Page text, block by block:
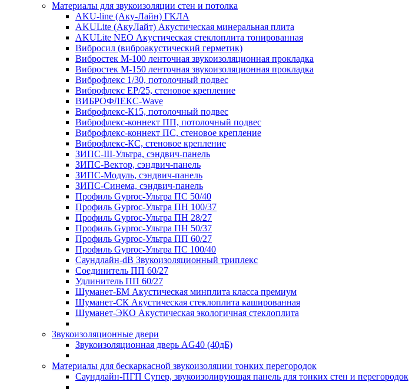
Материалы для звукоизоляции стен и потолка
AKU-line (Aку-Лайн) ГКЛА
AKULite (АкуЛайт) Акустическая минеральная плита
AKULite NEO Акустическая стеклоплита тонированная
Вибросил (виброакустический герметик)
Вибростек М-100 ленточная звукоизоляционная прокладка
Вибростек М-150 ленточная звукоизоляционная прокладка
Виброфлекс 1/30, потолочный подвес
Виброфлекс EP/25, стеновое крепление
ВИБРОФЛЕКС-Wave
Виброфлекс-К15, потолочный подвес
Виброфлекс-коннект ПП, потолочный подвес
Виброфлекс-коннект ПС, стеновое крепление
Виброфлекс-КС, стеновое крепление
ЗИПС-III-Ультра, сэндвич-панель
ЗИПС-Вектор, сэндвич-панель
ЗИПС-Модуль, сэндвич-панель
ЗИПС-Синема, сэндвич-панель
Профиль Gyproc-Ультра ПC 50/40
Профиль Gyproc-Ультра ПН 100/37
Профиль Gyproc-Ультра ПН 28/27
Профиль Gyproc-Ультра ПН 50/37
Профиль Gyproc-Ультра ПП 60/27
Профиль Gyproc-Ультра ПС 100/40
Саундлайн-dB Звукоизоляционный триплекс
Соединитель ПП 60/27
Удлинитель ПП 60/27
Шуманет-БМ Акустическая минплита класса премиум
Шуманет-СК Акустическая стеклоплита кашированная
Шуманет-ЭКО Акустическая экологичная стеклоплита
Звукоизоляционные двери
Звукоизоляционная дверь AG40 (40дБ)
Материалы для бескаркасной звукоизоляции тонких перегородок
Саундлайн-ПГП Супер, звукоизолирующая панель для тонких стен и перегородок